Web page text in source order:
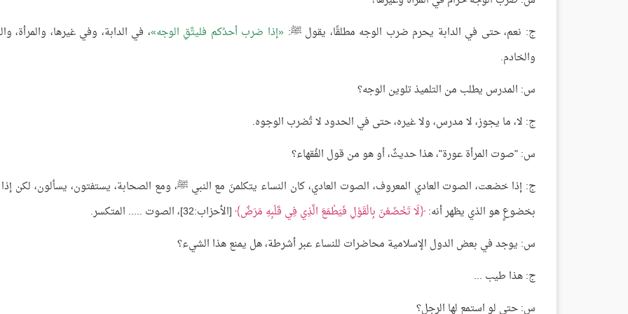
ج: نعم، حتى في الدابة يحرم ضرب الوجه مطلقًا، يقول ﷺ: إذا ضرب أحدُكم فليتَّقِ الوجه ، في الدابة، وفي غيرها، والمرأة،
والخادم.
س: المدرس يطلب من التلميذ تلوين الوجه؟
ج: لا، ما يجوز، لا مدرس، ولا غيره، حتى في الحدود لا تُضرب الوجوه.
س: "صوت المرأة عورة"، هذا حديثٌ، أو هو من قول الفُقهاء؟
ج: إذا خضعت، الصوت العادي المعروف، الصوت العادي، كان النساء يتكلمنَ مع النبي ﷺ، ومع الصحابة، يستفتون، يسألون، لكن
بخضوعٍ هو الذي يظهر أنه: لَا تَخْضَعْنَ بِالْقَوْلِ فَيَطْمَعَ الَّذِي فِي قَلْبِهِ مَرَضٌ [الأحزاب:32]، الصوت ..... المتكسر.
س: يوجد في بعض الدول الإسلامية محاضرات للنساء عبر أشرطة، هل يمنع هذا الشيء؟
ج: هذا طيب ...
س: حتى لو استمع لها الرجل؟